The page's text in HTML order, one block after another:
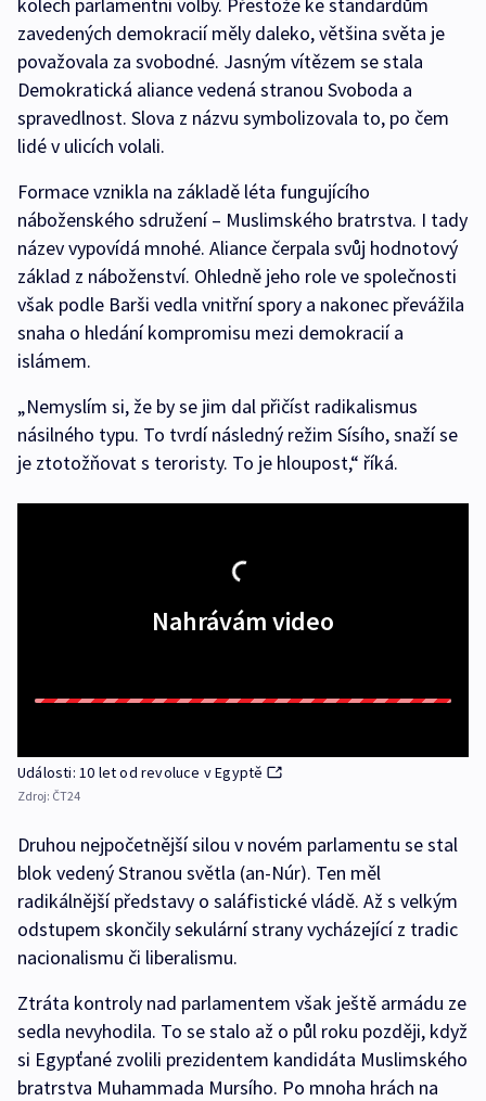
zavedených demokracií měly daleko, většina světa je
považovala za svobodné. Jasným vítězem se stala
Demokratická aliance vedená stranou Svoboda a
spravedlnost. Slova z názvu symbolizovala to, po čem
lidé v ulicích volali.
Formace vznikla na základě léta fungujícího
náboženského sdružení – Muslimského bratrstva. I tady
název vypovídá mnohé. Aliance čerpala svůj hodnotový
základ z náboženství. Ohledně jeho role ve společnosti
však podle Barši vedla vnitřní spory a nakonec převážila
snaha o hledání kompromisu mezi demokracií a
islámem.
„Nemyslím si, že by se jim dal přičíst radikalismus
násilného typu. To tvrdí následný režim Sísího, snaží se
je ztotožňovat s teroristy. To je hloupost,“ říká.
Nahrávám video
Události: 10 let od revoluce v Egyptě
Zdroj: ČT24
Druhou nejpočetnější silou v novém parlamentu se stal
blok vedený Stranou světla (an-Núr). Ten měl
radikálnější představy o saláfistické vládě. Až s velkým
odstupem skončily sekulární strany vycházející z tradic
nacionalismu či liberalismu.
Ztráta kontroly nad parlamentem však ještě armádu ze
sedla nevyhodila. To se stalo až o půl roku později, když
si Egypťané zvolili prezidentem kandidáta Muslimského
bratrstva Muhammada Mursího. Po mnoha hrách na